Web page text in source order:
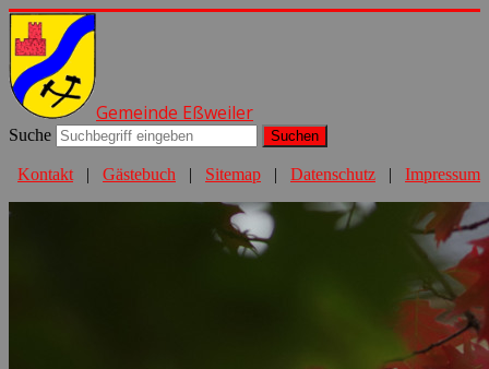
Gemeinde Eßweiler
Suche Suchen
Kontakt | Gästebuch | Sitemap | Datenschutz | Impressum